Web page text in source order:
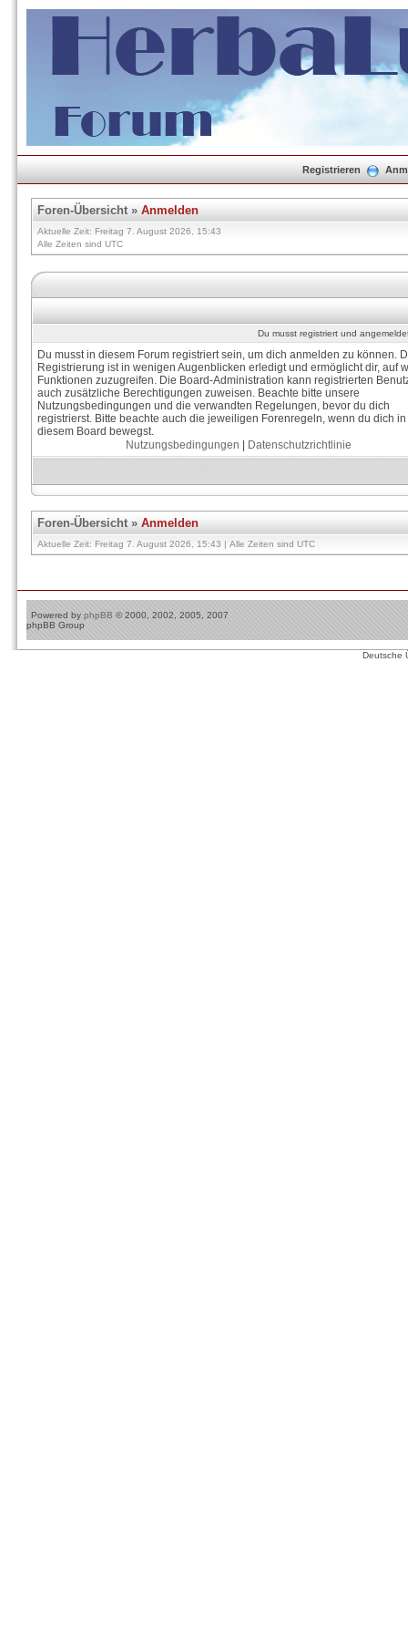
Registrieren
Foren-Übersicht» Anmelden
Aktuelle Zeit: Freitag 7. August 2026, 15:43
Alle Zeiten sind UTC
Du musst registriert und
Du musst in diesem Forum registriert sein, um dich anmelden zu können.
Registrierung ist in wenigen Augenblicken erledigt und ermöglicht dir, auf
Funktionen zuzugreifen. Die Board-Administration kann registrierten
auch zusätzliche Berechtigungen zuweisen. Beachte bitte unsere
Nutzungsbedingungen und die verwandten Regelungen, bevor du dich
registrierst. Bitte beachte auch die jeweiligen Forenregeln, wenn du dich in
diesem Board bewegst.
Nutzungsbedingungen
Datenschutzrichtlinie
Foren-Übersicht» Anmelden
Aktuelle Zeit: Freitag 7. August 2026, 15:43 | Alle Zeiten sind UTC
Powered by phpBB © 2000, 2002, 2005, 2007
phpBB Group
Deutsche